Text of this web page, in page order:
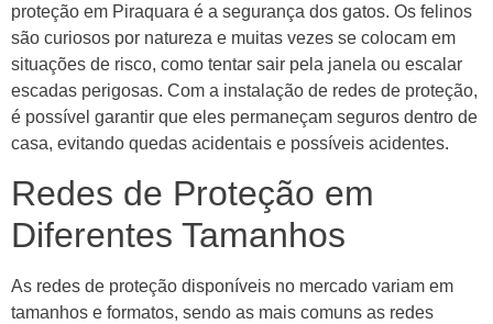
proteção em Piraquara é a segurança dos gatos. Os felinos
são curiosos por natureza e muitas vezes se colocam em
situações de risco, como tentar sair pela janela ou escalar
escadas perigosas. Com a instalação de redes de proteção,
é possível garantir que eles permaneçam seguros dentro de
casa, evitando quedas acidentais e possíveis acidentes.
Redes de Proteção em
Diferentes Tamanhos
As redes de proteção disponíveis no mercado variam em
tamanhos e formatos, sendo as mais comuns as redes